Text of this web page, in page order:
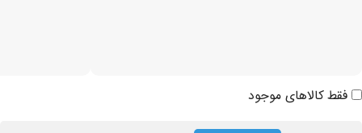
فقط کالاهای موجود